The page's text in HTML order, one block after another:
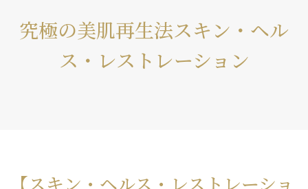
究極の美肌再生法スキン・ヘル
ス・レストレーション
【スキン・ヘルス・レストレーショ